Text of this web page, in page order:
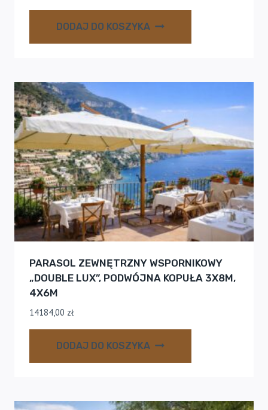
wynosiła:
wynosi:
DODAJ DO KOSZYKA
PARASOL ZEWNĘTRZNY WSPORNIKOWY
„DOUBLE LUX”, PODWÓJNA KOPUŁA 3X8M,
4X6M
14184,00 zł
DODAJ DO KOSZYKA